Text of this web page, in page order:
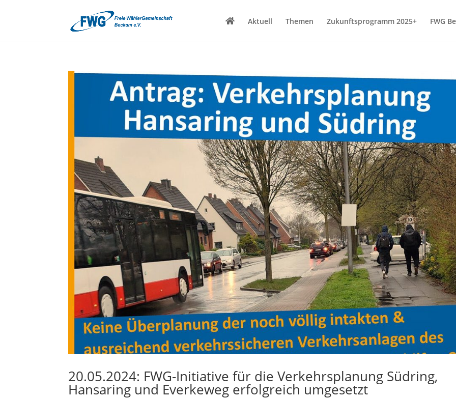
Aktuell Themen Zukunftsprogramm 2025+ FWG
20.05.2024: FWG-Initiative für die Verkehrsplanung Südring,
Hansaring und Everkeweg erfolgreich umgesetzt